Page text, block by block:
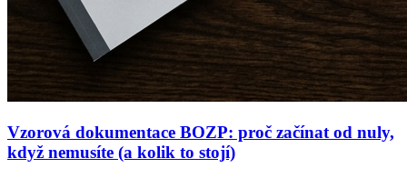
Vzorová dokumentace BOZP: proč začínat od nuly,
když nemusíte (a kolik to stojí)